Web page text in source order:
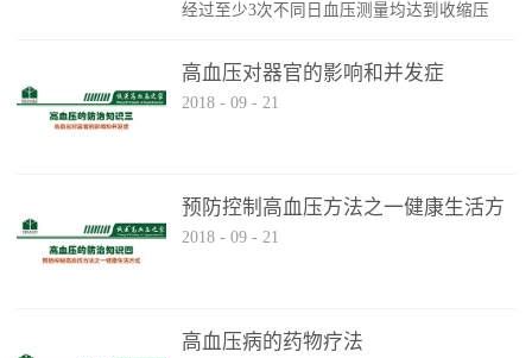
眠、记忆力减退、烦躁、易怒、性格改变。
经过至少3次不同日血压测量均达到收缩压
断为高血压
高血压对器官的影响和并发症
2018 - 09 - 21
预防控制高血压方法之一健康生活方
式
2018 - 09 - 21
高血压病的药物疗法